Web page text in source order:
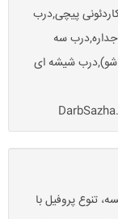
آکاردئونی پیچی,درب
سه
شیشه ای
تنوع پروفیل با